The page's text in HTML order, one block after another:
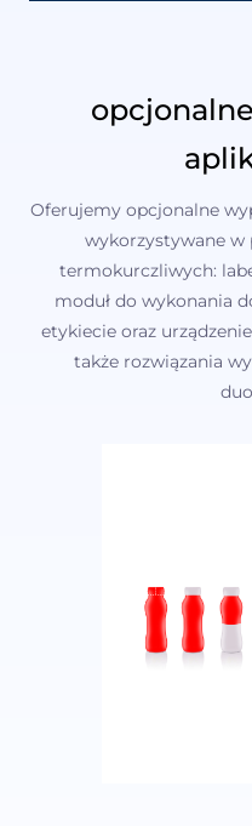
Oferujemy opcjonalne
wykorzystywane w
termokurczliwych:
moduł do wykonania
etykiecie oraz
także rozwiązania